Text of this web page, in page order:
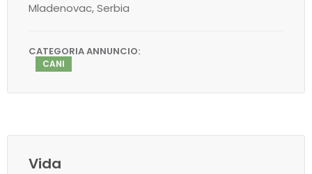
Mladenovac, Serbia
CATEGORIA ANNUNCIO:
CANI
Vida